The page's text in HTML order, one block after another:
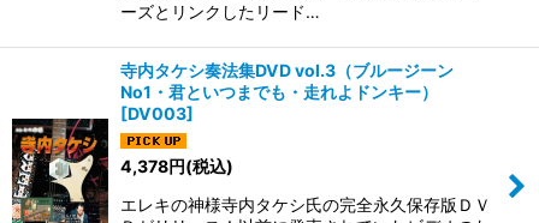
ーズとリンクしたリード…
寺内タケシ奏法集DVD vol.3（ブルージーン
No1・君といつまでも・走れよドンキー）
[DV003]
4,378円(税込)
エレキの神様寺内タケシ氏の完全永久保存版ＤＶ